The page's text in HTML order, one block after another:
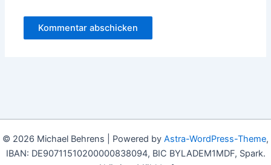
© 2026 Michael Behrens | Powered by Astra-WordPress-Theme,
IBAN: DE90711510200000838094, BIC BYLADEM1MDF, Spark.